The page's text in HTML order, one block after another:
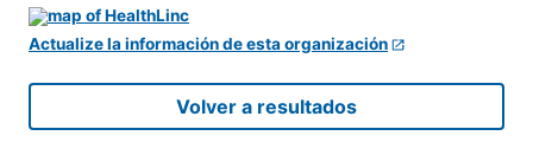
Actualize la información de esta organización
Volver a resultados